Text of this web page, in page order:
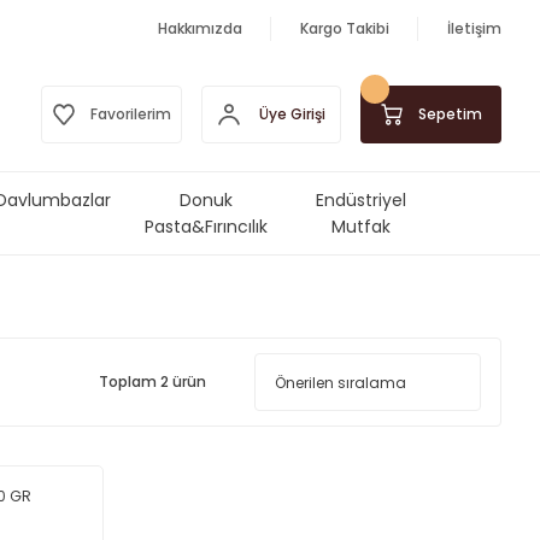
Hakkımızda Kargo Takibi İletişim
Favorilerim Üye Girişi Sepetim
Donuk
Pasta&Fırıncılık
Endüstriyel
Mutfak
Toplam 2 ürün